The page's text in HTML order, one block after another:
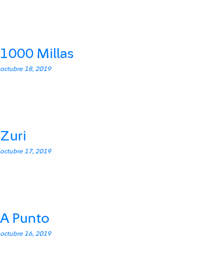
1000 Millas
octubre 18, 2019
Zuri
octubre 17, 2019
A Punto
octubre 16, 2019